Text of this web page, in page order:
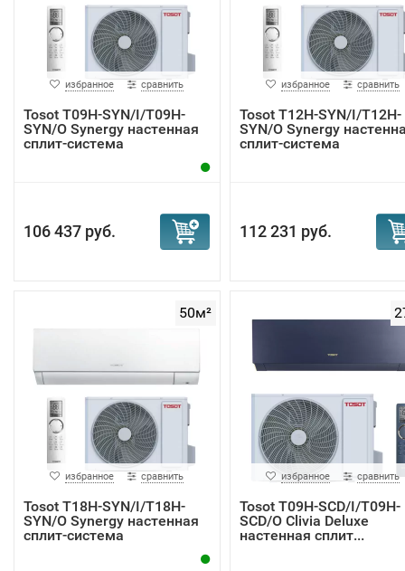
избранное сравнить
Tosot T09H-SYN/I/T09H-
SYN/O Synergy настенная
сплит-система
106 437 руб.
избранное сравнить
Tosot T12H-SYN/I/T12H-
SYN/O Synergy
сплит-система
112 231 руб.
50м²
избранное сравнить
Tosot T18H-SYN/I/T18H-
SYN/O Synergy настенная
сплит-система
избранное сравнить
Tosot T09H-SCD/I/T09H-
SCD/O Clivia Deluxe
настенная сплит...